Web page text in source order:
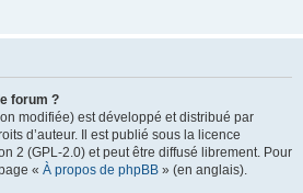
forum ?
modifiée) est développé et distribué par
d’auteur. Il est publié sous la licence
2 (GPL-2.0) et peut être diffusé librement. Pour
« À propos de phpBB » (en anglais).